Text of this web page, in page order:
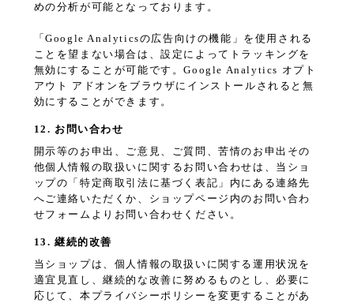
めの分析が可能となっております。
「Google Analyticsの広告向けの機能」を使用される
ことを望まない場合は、設定によってトラッキングを
無効にすることが可能です。Google Analytics オプト
アウト アドオンをブラウザにインストールされると無
効にすることができます。
12. お問い合わせ
開示等のお申出、ご意見、ご質問、苦情のお申出その
他個人情報の取扱いに関するお問い合わせは、当ショ
ップの「特定商取引法に基づく表記」内にある連絡先
へご連絡いただくか、ショップページ内のお問い合わ
せフォームよりお問い合わせください。
13. 継続的改善
当ショップは、個人情報の取扱いに関する運用状況を
適宜見直し、継続的な改善に努めるものとし、必要に
応じて、本プライバシーポリシーを変更することがあ